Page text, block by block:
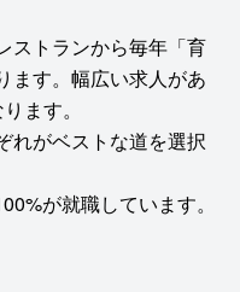
ストランから毎年「育
ます。幅広い求人があ
ます。
れがベストな道を選択
が就職しています。